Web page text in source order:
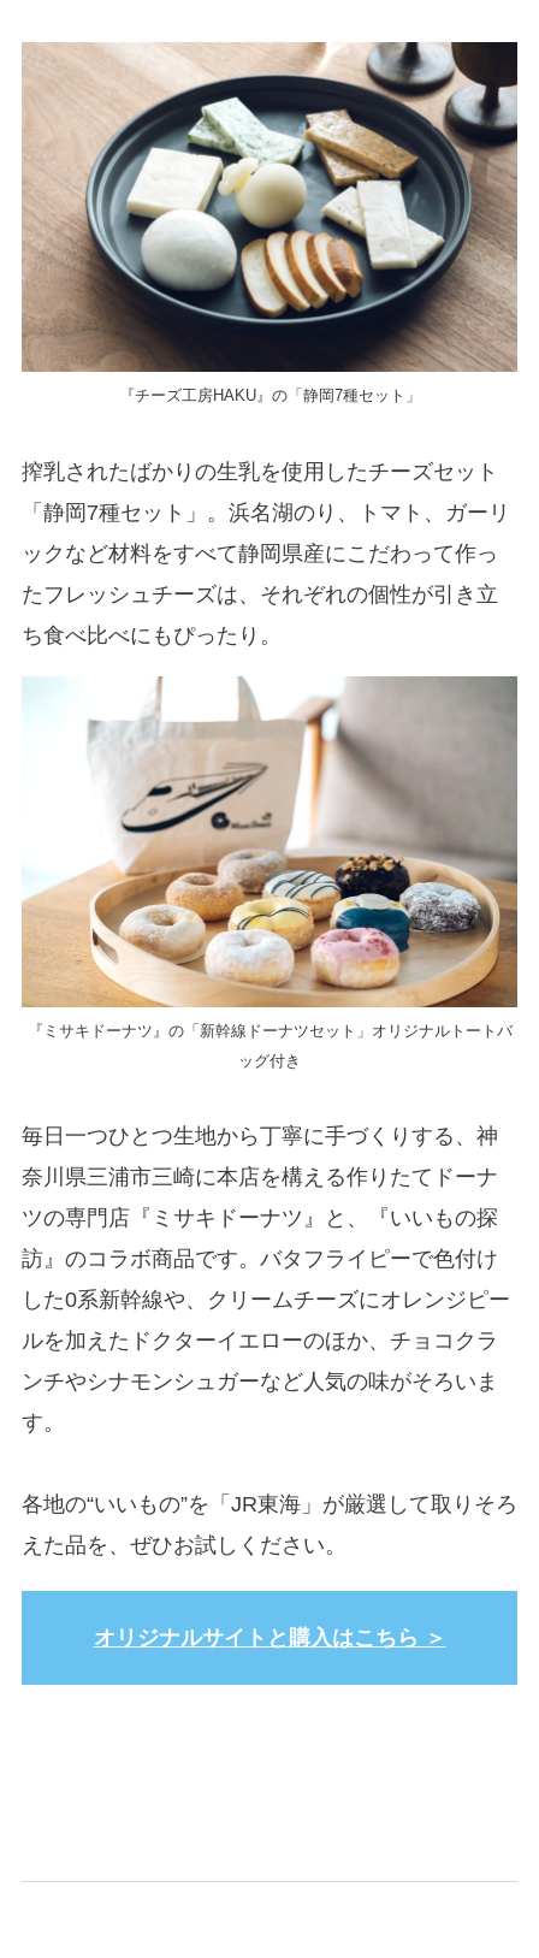
『チーズ工房HAKU』の「静岡7種セット」
搾乳されたばかりの生乳を使用したチーズセット
「静岡7種セット」。浜名湖のり、トマト、ガーリ
ックなど材料をすべて静岡県産にこだわって作っ
たフレッシュチーズは、それぞれの個性が引き立
ち食べ比べにもぴったり。
『ミサキドーナツ』の「新幹線ドーナツセット」オリジナルトートバ
ッグ付き
毎日一つひとつ生地から丁寧に手づくりする、神
奈川県三浦市三崎に本店を構える作りたてドーナ
ツの専門店『ミサキドーナツ』と、『いいもの探
訪』のコラボ商品です。バタフライピーで色付け
した0系新幹線や、クリームチーズにオレンジピー
ルを加えたドクターイエローのほか、チョコクラ
ンチやシナモンシュガーなど人気の味がそろいま
す。
各地の“いいもの”を「JR東海」が厳選して取りそろ
えた品を、ぜひお試しください。
オリジナルサイトと購入はこちら ＞